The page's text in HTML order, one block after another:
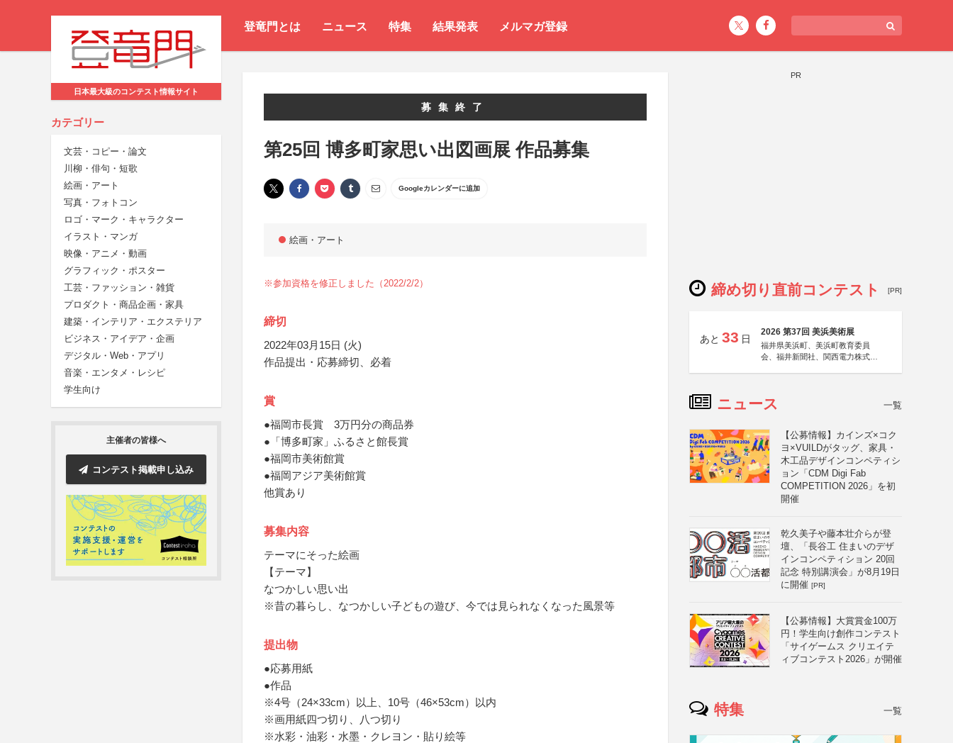
登竜門とは ニュース 特集 結果発表 メルマガ登録
日本最大級のコンテスト情報サイト
カテゴリー
文芸・コピー・論文
川柳・俳句・短歌
絵画・アート
写真・フォトコン
ロゴ・マーク・キャラクター
イラスト・マンガ
映像・アニメ・動画
グラフィック・ポスター
工芸・ファッション・雑貨
プロダクト・商品企画・家具
建築・インテリア・エクステリア
ビジネス・アイデア・企画
デジタル・Web・アプリ
音楽・エンタメ・レシピ
学生向け
主催者の皆様へ
コンテスト掲載申し込み
募集終了
第25回 博多町家思い出図画展 作品募集
Googleカレンダーに追加
絵画・アート
※参加資格を修正しました（2022/2/2）
締切
2022年03月15日 (火)
作品提出・応募締切、必着
賞
●福岡市長賞 3万円分の商品券
●「博多町家」ふるさと館長賞
●福岡市美術館賞
●福岡アジア美術館賞
他賞あり
募集内容
テーマにそった絵画
【テーマ】
なつかしい思い出
※昔の暮らし、なつかしい子どもの遊び、今では見られなくなった風景等
提出物
●応募用紙
●作品
※4号（24×33cm）以上、10号（46×53cm）以内
※画用紙四つ切り、八つ切り
※水彩・油彩・水墨・クレヨン・貼り絵等
PR
締め切り直前コンテスト [PR]
あと 33 日
2026 第37回 美浜美術展
福井県美浜町、美浜町教育委員
会、福井新聞社、関西電力株式会
ニュース 一覧
【公募情報】カインズ×コク
ヨ×VUILDがタッグ、家具・
木工品デザインコンペティシ
ョン「CDM Digi Fab
COMPETITION 2026」を初
開催
乾久美子や藤本壮介らが登
壇、「長谷工 住まいのデザ
インコンペティション 20回
記念 特別講演会」が8月19日
に開催 [PR]
【公募情報】大賞賞金100万
円！学生向け創作コンテスト
「サイゲームス クリエイテ
ィブコンテスト2026」が開催
特集 一覧